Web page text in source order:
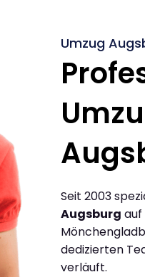
Umzug
Seit 2003
Augsburg auf
dedizierten
verläuft.